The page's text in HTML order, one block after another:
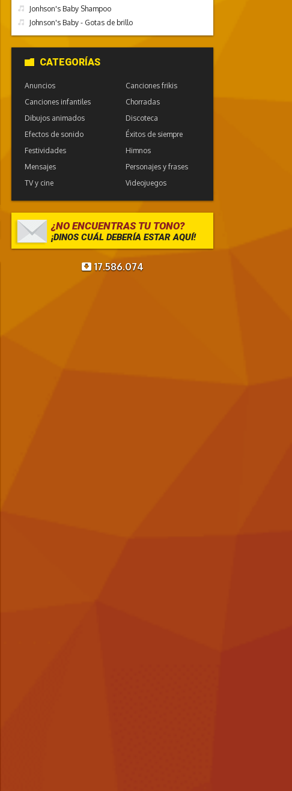
Jonhson's Baby Shampoo
Johnson's Baby - Gotas de brillo
CATEGORÍAS
Anuncios
Canciones frikis
Canciones infantiles
Chorradas
Dibujos animados
Discoteca
Efectos de sonido
Éxitos de siempre
Festividades
Himnos
Mensajes
Personajes y frases
TV y cine
Videojuegos
¿NO ENCUENTRAS TU TONO?
¡DINOS CUÁL DEBERÍA ESTAR AQUÍ!
17.586.074